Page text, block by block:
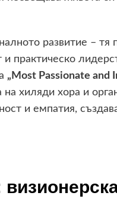
развитие – тя
практическо
„Most Passionate and
хиляди хора и
и емпатия,